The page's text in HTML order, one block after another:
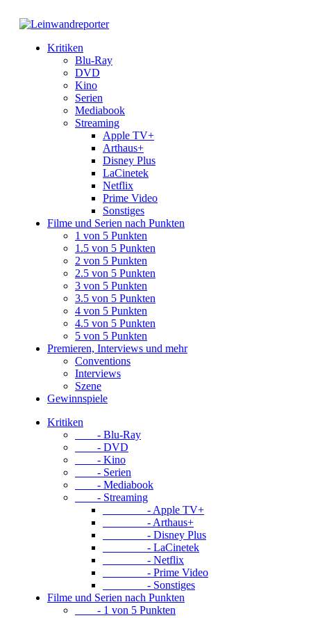
Kritiken
Blu-Ray
DVD
Kino
Serien
Mediabook
Streaming
Apple TV+
Arthaus+
Disney Plus
LaCinetek
Netflix
Prime Video
Sonstiges
Filme und Serien nach Punkten
1 von 5 Punkten
1.5 von 5 Punkten
2 von 5 Punkten
2.5 von 5 Punkten
3 von 5 Punkten
3.5 von 5 Punkten
4 von 5 Punkten
4.5 von 5 Punkten
5 von 5 Punkten
Premieren, Interviews und mehr
Conventions
Interviews
Szene
Gewinnspiele
Kritiken
- Blu-Ray
- DVD
- Kino
- Serien
- Mediabook
- Streaming
- Apple TV+
- Arthaus+
- Disney Plus
- LaCinetek
- Netflix
- Prime Video
- Sonstiges
Filme und Serien nach Punkten
- 1 von 5 Punkten